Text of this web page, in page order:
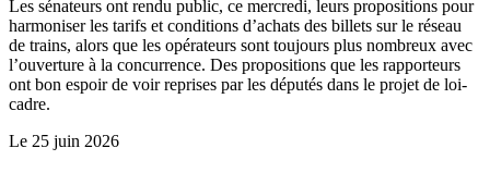
Les sénateurs ont rendu public, ce mercredi, leurs propositions pour
harmoniser les tarifs et conditions d’achats des billets sur le réseau
de trains, alors que les opérateurs sont toujours plus nombreux avec
l’ouverture à la concurrence. Des propositions que les rapporteurs
ont bon espoir de voir reprises par les députés dans le projet de loi-
cadre.
Le 25 juin 2026